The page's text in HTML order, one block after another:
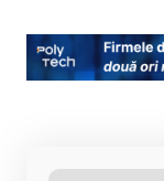
py
Li
ce
b